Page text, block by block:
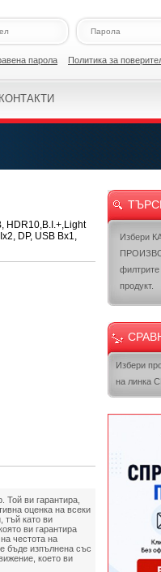
парола Политикa за
КОНТАКТИ
HDR10,B.I.+,Light
DP, USB Bx1,
Той ви гарантира,
оценка на всеки
тъй като ви
ви гарантира
честота на
бъде изпълнена със
което ви
Избери
филтрите
продукт.
Избери
на линка